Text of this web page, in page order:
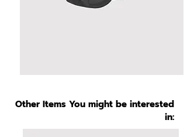
Other Items You might be interested
in: